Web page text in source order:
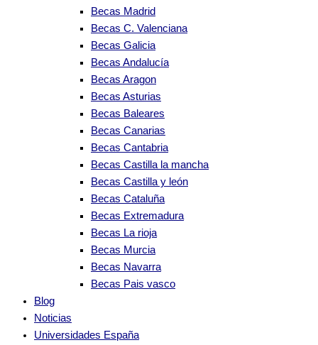
Becas Madrid
Becas C. Valenciana
Becas Galicia
Becas Andalucía
Becas Aragon
Becas Asturias
Becas Baleares
Becas Canarias
Becas Cantabria
Becas Castilla la mancha
Becas Castilla y león
Becas Cataluña
Becas Extremadura
Becas La rioja
Becas Murcia
Becas Navarra
Becas Pais vasco
Blog
Noticias
Universidades España